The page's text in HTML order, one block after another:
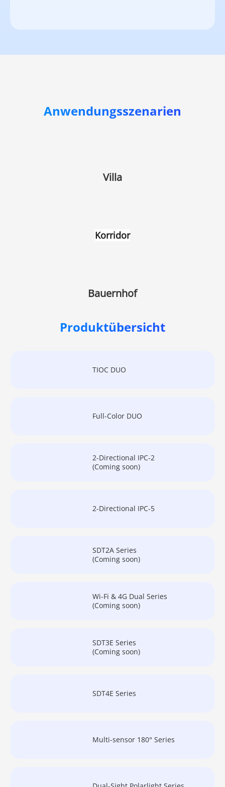
Anwendungsszenarien
Villa
Korridor
Bauernhof
Produktübersicht
TIOC DUO
Full-Color DUO
2-Directional IPC-2
(Coming soon)
2-Directional IPC-5
SDT2A Series
(Coming soon)
Wi-Fi & 4G Dual Series
(Coming soon)
SDT3E Series
(Coming soon)
SDT4E Series
Multi-sensor 180° Series